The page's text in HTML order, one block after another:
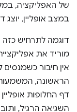
של האפליקציה,
במצב אופליין,
דוגמה לתרחיש
אין חיבור
הראשונה, המשמעות
השגיאה הרגיל,